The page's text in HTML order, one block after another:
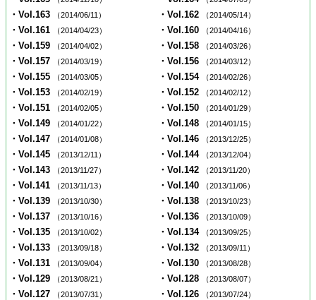
・Vol.163 （2014/06/11） ・Vol.162 （2014/05/14）
・Vol.161 （2014/04/23） ・Vol.160 （2014/04/16）
・Vol.159 （2014/04/02） ・Vol.158 （2014/03/26）
・Vol.157 （2014/03/19） ・Vol.156 （2014/03/12）
・Vol.155 （2014/03/05） ・Vol.154 （2014/02/26）
・Vol.153 （2014/02/19） ・Vol.152 （2014/02/12）
・Vol.151 （2014/02/05） ・Vol.150 （2014/01/29）
・Vol.149 （2014/01/22） ・Vol.148 （2014/01/15）
・Vol.147 （2014/01/08） ・Vol.146 （2013/12/25）
・Vol.145 （2013/12/11） ・Vol.144 （2013/12/04）
・Vol.143 （2013/11/27） ・Vol.142 （2013/11/20）
・Vol.141 （2013/11/13） ・Vol.140 （2013/11/06）
・Vol.139 （2013/10/30） ・Vol.138 （2013/10/23）
・Vol.137 （2013/10/16） ・Vol.136 （2013/10/09）
・Vol.135 （2013/10/02） ・Vol.134 （2013/09/25）
・Vol.133 （2013/09/18） ・Vol.132 （2013/09/11）
・Vol.131 （2013/09/04） ・Vol.130 （2013/08/28）
・Vol.129 （2013/08/21） ・Vol.128 （2013/08/07）
・Vol.127 （2013/07/31） ・Vol.126 （2013/07/24）